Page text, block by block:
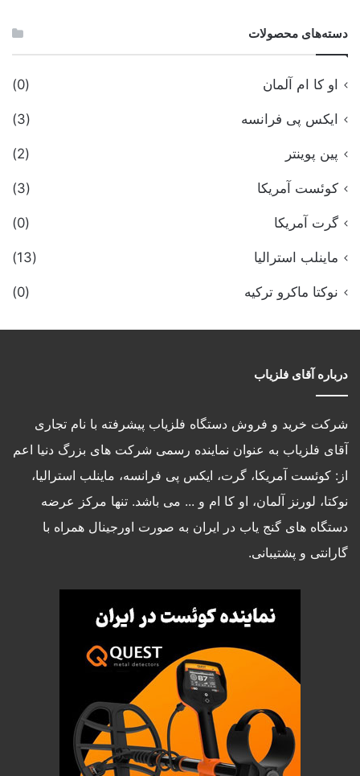
دسته‌های محصولات
او کا ام آلمان (0)
ایکس پی فرانسه (3)
پین پوینتر (2)
کوئست آمریکا (3)
گرت آمریکا (0)
ماینلب استرالیا (13)
نوکتا ماکرو ترکیه (0)
درباره آقای فلزیاب
شرکت خرید و فروش دستگاه فلزیاب پیشرفته با نام تجاری
آقای فلزیاب به عنوان نماینده رسمی شرکت های بزرگ دنیا اعم
از: کوئست آمریکا، گرت، ایکس پی فرانسه، ماینلب استرالیا،
نوکتا، لورنز آلمان، او کا ام و ... می باشد. تنها مرکز عرضه
دستگاه های گنج یاب در ایران به صورت اورجینال همراه با
گارانتی و پشتیبانی.